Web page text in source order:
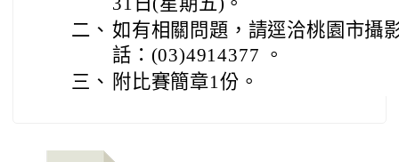
二、 如有相關問題，請逕洽桃園市攝
話：(03)4914377 。
三、 附比賽簡章1份。